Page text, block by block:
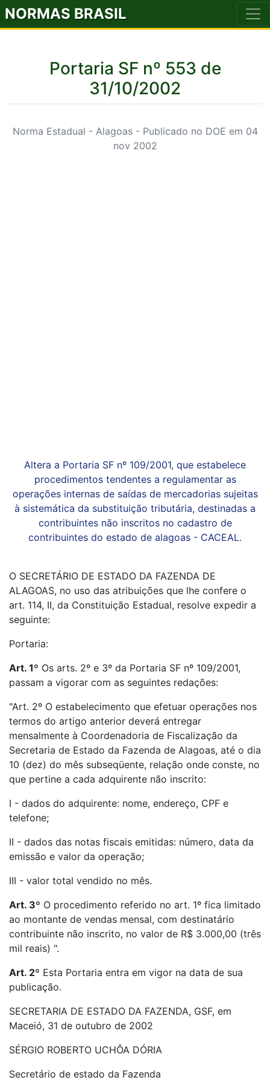
NORMAS BRASIL
Portaria SF nº 553 de
31/10/2002
Norma Estadual - Alagoas - Publicado no DOE em 04
nov 2002
Altera a Portaria SF nº 109/2001, que estabelece
procedimentos tendentes a regulamentar as
operações internas de saídas de mercadorias sujeitas
à sistemática da substituição tributária, destinadas a
contribuintes não inscritos no cadastro de
contribuintes do estado de alagoas - CACEAL.
O SECRETÁRIO DE ESTADO DA FAZENDA DE
ALAGOAS, no uso das atribuições que lhe confere o
art. 114, II, da Constituição Estadual, resolve expedir a
seguinte:
Portaria:
Art. 1º Os arts. 2º e 3º da Portaria SF nº 109/2001,
passam a vigorar com as seguintes redações:
"Art. 2º O estabelecimento que efetuar operações nos
termos do artigo anterior deverá entregar
mensalmente à Coordenadoria de Fiscalização da
Secretaria de Estado da Fazenda de Alagoas, até o dia
10 (dez) do mês subseqüente, relação onde conste, no
que pertine a cada adquirente não inscrito:
I - dados do adquirente: nome, endereço, CPF e
telefone;
II - dados das notas fiscais emitidas: número, data da
emissão e valor da operação;
III - valor total vendido no mês.
Art. 3º O procedimento referido no art. 1º fica limitado
ao montante de vendas mensal, com destinatário
contribuinte não inscrito, no valor de R$ 3.000,00 (três
mil reais) ".
Art. 2º Esta Portaria entra em vigor na data de sua
publicação.
SECRETARIA DE ESTADO DA FAZENDA, GSF, em
Maceió, 31 de outubro de 2002
SÉRGIO ROBERTO UCHÔA DÓRIA
Secretário de estado da Fazenda